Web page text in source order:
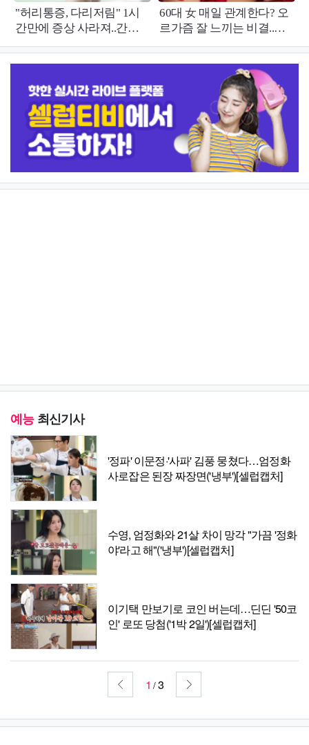
예능최신기사
'정파' 이문정·'사파' 김풍 뭉쳤다…엄정화
사로잡은 된장 짜장면('냉부')[셀럽캡처]
수영, 엄정화와 21살 차이 망각 "가끔 '정화
야'라고 해"('냉부')[셀럽캡처]
이기택 만보기로 코인 버는데…딘딘 '50코
인' 로또 당첨('1박 2일')[셀럽캡처]
1 /3